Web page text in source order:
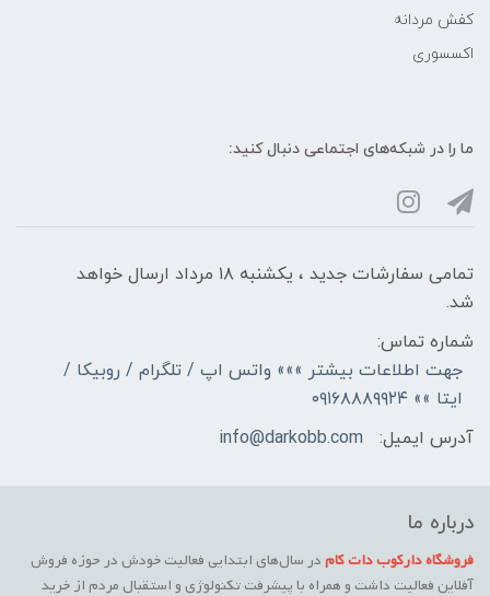
کفش مردانه
اکسسوری
ما را در شبکه‌های اجتماعی دنبال کنید:
تمامی سفارشات جدید ، یکشنبه ۱۸ مرداد ارسال خواهد
شد.
شماره تماس:
جهت اطلاعات بیشتر »»» واتس اپ / تلگرام / روبیکا /
ایتا »» ۰۹۱۶۸۸۸۹۹۲۴
آدرس ایمیل:
info@darkobb.com
درباره ما
فروشگاه دارکوب دات کامدر سال‌های ابتدایی فعالیت خودش در حوزه فروش
آفلاین فعالیت داشت و همراه با پیشرفت تکنولوژی و استقبال مردم از خرید